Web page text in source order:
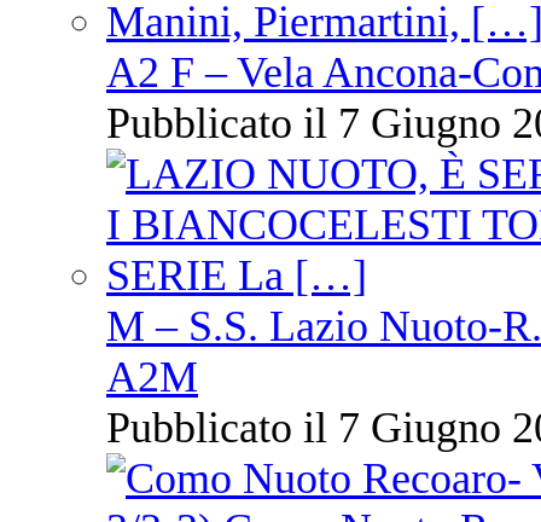
A2 F – Vela Ancona-
Pubblicato il 7 Giugno
M – S.S. Lazio Nuoto-
A2M
Pubblicato il 7 Giugno